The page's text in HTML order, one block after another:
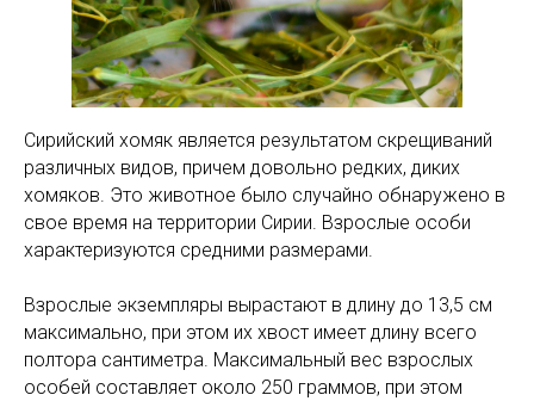
Сирийский хомяк является результатом скрещиваний
различных видов, причем довольно редких, диких
хомяков. Это животное было случайно обнаружено в
свое время на территории Сирии. Взрослые особи
характеризуются средними размерами.
Взрослые экземпляры вырастают в длину до 13,5 см
максимально, при этом их хвост имеет длину всего
полтора сантиметра. Максимальный вес взрослых
особей составляет около 250 граммов, при этом